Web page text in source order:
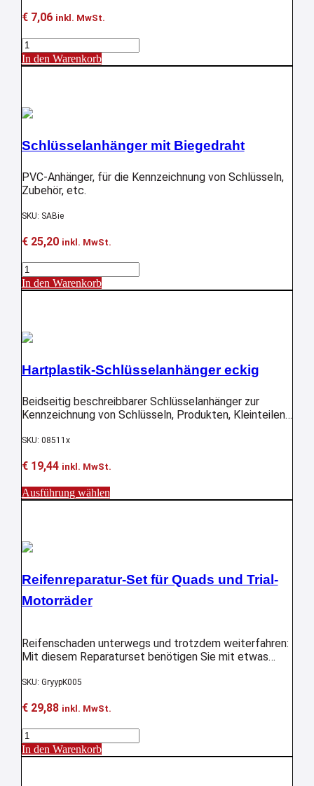
€7,06 inkl. MwSt.
Fußmatten-
Set
universal
für
KFZ
Menge
In den Warenkorb
Schlüsselanhänger mit Biegedraht
PVC-Anhänger, für die Kennzeichnung von Schlüsseln,
Zubehör, etc.
SKU: SABie
€25,20 inkl. MwSt.
Schlüsselanhänger
mit
Biegedraht
In den Warenkorb
Hartplastik-Schlüsselanhänger eckig
Beidseitig beschreibbarer Schlüsselanhänger zur
Kennzeichnung von Schlüsseln, Produkten, Kleinteilen,
SKU: 08511x
€19,44 inkl. MwSt.
Ausführung wählenDieses
Produkt
Optionen
gewählt
werden
Reifenreparatur-Set für Quads und Trial-
Motorräder
Reifenschaden unterwegs und trotzdem weiterfahren:
Mit diesem Reparaturset benötigen Sie mit etwas
Reifenschaden zu beheben.
SKU: GryypK005
€29,88 inkl. MwSt.
Reifenreparatur-
Set
für
In den Warenkorb